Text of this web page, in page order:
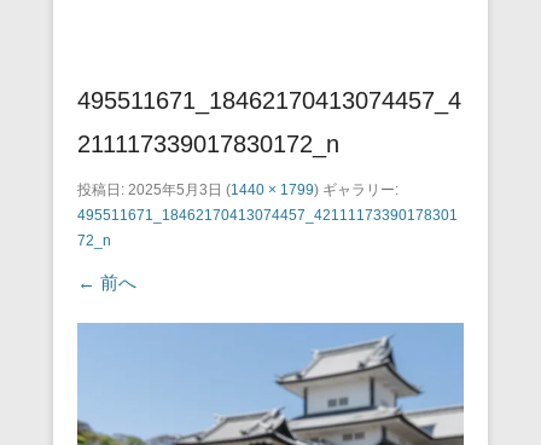
495511671_18462170413074457_4
211117339017830172_n
投稿日: 2025年5月3日 (1440 × 1799) ギャラリー:
495511671_18462170413074457_42111173390178301
72_n
← 前へ